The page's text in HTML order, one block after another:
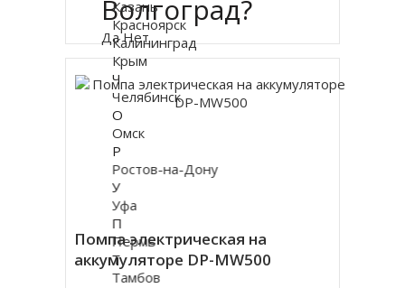
Купить в 1 клик
Помпа электрическая на
аккумуляторе DP-MW500
Волгоград?
Да Нет
Казань
Красноярск
Калининград
Крым
Ч
Челябинск
О
Омск
Р
Ростов-на-Дону
У
Уфа
П
Пермь
Т
Тамбов